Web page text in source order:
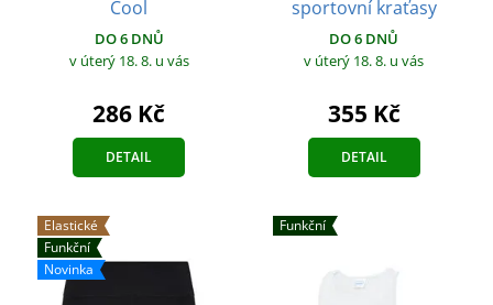
Cool
DO 6 DNŮ
v úterý 18. 8. u vás
286 Kč
DETAIL
sportovní kraťasy
DO 6 DNŮ
v úterý 18. 8. u vás
355 Kč
DETAIL
Elastické
Funkční
Novinka
Funkční